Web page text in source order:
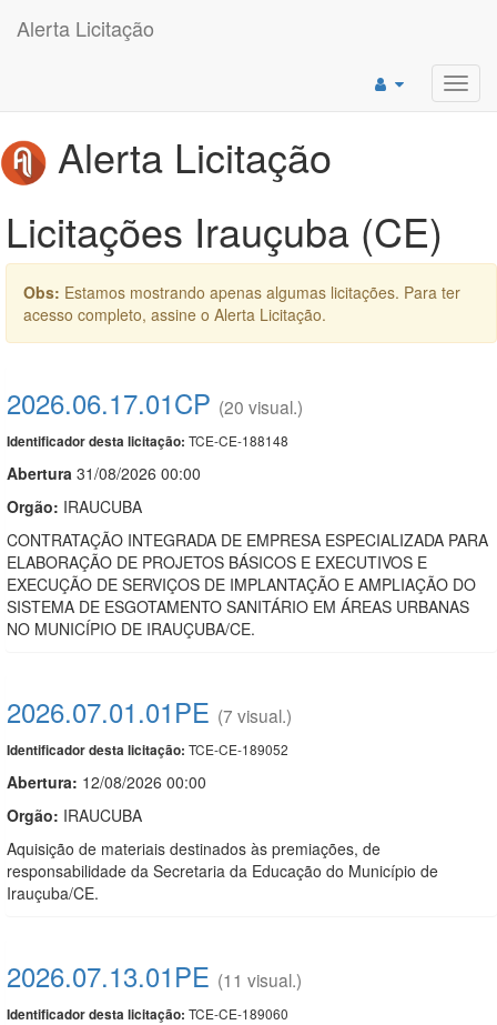
Alerta Licitação
Alerta Licitação
Licitações Irauçuba (CE)
Obs: Estamos mostrando apenas algumas licitações. Para ter
acesso completo, assine o Alerta Licitação.
2026.06.17.01CP (20 visual.)
Identificador desta licitação: TCE-CE-188148
Abertura 31/08/2026 00:00
Orgão: IRAUCUBA
CONTRATAÇÃO INTEGRADA DE EMPRESA ESPECIALIZADA PARA
ELABORAÇÃO DE PROJETOS BÁSICOS E EXECUTIVOS E
EXECUÇÃO DE SERVIÇOS DE IMPLANTAÇÃO E AMPLIAÇÃO DO
SISTEMA DE ESGOTAMENTO SANITÁRIO EM ÁREAS URBANAS
NO MUNICÍPIO DE IRAUÇUBA/CE.
2026.07.01.01PE (7 visual.)
Identificador desta licitação: TCE-CE-189052
Abertura: 12/08/2026 00:00
Orgão: IRAUCUBA
Aquisição de materiais destinados às premiações, de
responsabilidade da Secretaria da Educação do Município de
Irauçuba/CE.
2026.07.13.01PE (11 visual.)
Identificador desta licitação: TCE-CE-189060